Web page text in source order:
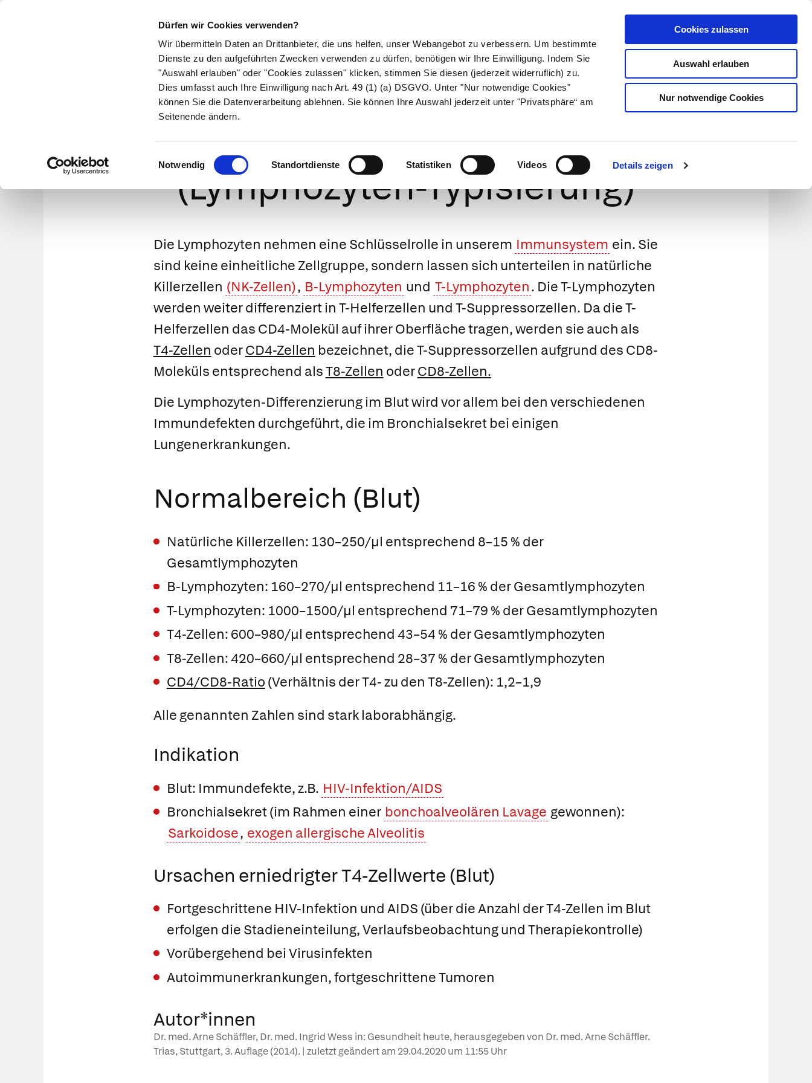
Dürfen wir Cookies verwenden?
Wir übermitteln Daten an Drittanbieter, die uns helfen, unser Webangebot zu verbessern. Um bestimmte
Dienste zu den aufgeführten Zwecken verwenden zu dürfen, benötigen wir Ihre Einwilligung. Indem Sie
"Auswahl erlauben" oder "Cookies zulassen" klicken, stimmen Sie diesen (jederzeit widerruflich) zu.
Dies umfasst auch Ihre Einwilligung nach Art. 49 (1) (a) DSGVO. Unter "Nur notwendige Cookies"
können Sie die Datenverarbeitung ablehnen. Sie können Ihre Auswahl jederzeit unter "Privatsphäre“ am
Seitenende ändern.
Einwilligungsauswahl
Notwendig Standortdienste Statistiken Videos Details zeigen
Cookies zulassen
Auswahl erlauben
Nur notwendige Cookies
Kundenlogin
Suche
Symptome Therapie Medikamente Naturheilkunde Eltern & Kind Gesund leben Über uns
Lymphozyten-Differenzierung
(Lymphozyten-Typisierung)
Die Lymphozyten nehmen eine Schlüsselrolle in unserem Immunsystem ein. Sie
sind keine einheitliche Zellgruppe, sondern lassen sich unterteilen in natürliche
Killerzellen (NK-Zellen), B-Lymphozyten und T-Lymphozyten. DieT-Lymphozyten
werden weiter differenziert in T-Helferzellen und T-Suppressorzellen. Da dieT-
Helferzellen das CD4-Molekül auf ihrer Oberfläche tragen, werden sie auch als
T4-Zellen oderCD4-Zellen bezeichnet, dieT-Suppressorzellen aufgrund des CD8-
Moleküls entsprechend alsT8-Zellen oderCD8-Zellen.
Die Lymphozyten-Differenzierung im Blut wird vor allem bei den verschiedenen
Immundefekten durchgeführt, die im Bronchialsekret bei einigen
Lungenerkrankungen.
Normalbereich (Blut)
Natürliche Killerzellen: 130–250/µl entsprechend 8–15 % der
Gesamtlymphozyten
B-Lymphozyten: 160–270/µl entsprechend 11–16 % der Gesamtlymphozyten
T-Lymphozyten: 1000–1500/µl entsprechend 71–79 % der Gesamtlymphozyten
T4-Zellen: 600–980/µl entsprechend 43–54 % der Gesamtlymphozyten
T8-Zellen: 420–660/µl entsprechend 28–37 % der Gesamtlymphozyten
CD4/CD8-Ratio (Verhältnis der T4- zu den T8-Zellen): 1,2–1,9
Alle genannten Zahlen sind stark laborabhängig.
Indikation
Blut: Immundefekte, z.B. HIV-Infektion/AIDS
Bronchialsekret (im Rahmen einer bonchoalveolären Lavage gewonnen):
Sarkoidose, exogen allergische Alveolitis
Ursachen erniedrigter T4-Zellwerte (Blut)
Fortgeschrittene HIV-Infektion und AIDS (über die Anzahl der T4-Zellen im Blut
erfolgen die Stadieneinteilung, Verlaufsbeobachtung und Therapiekontrolle)
Vorübergehend bei Virusinfekten
Autoimmunerkrankungen, fortgeschrittene Tumoren
Autor*innen
Dr. med. Arne Schäffler, Dr. med. Ingrid Wess in: Gesundheit heute, herausgegeben von Dr. med. Arne Schäffler.
Trias, Stuttgart, 3. Auflage (2014). | zuletzt geändert am 29.04.2020um 11:55 Uhr